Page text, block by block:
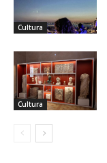
Cultura
Cultura